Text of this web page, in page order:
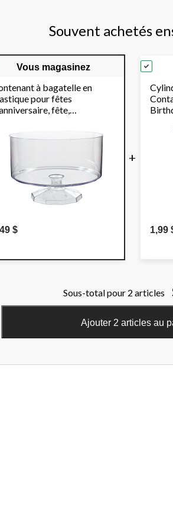
Souvent achetés
Vous magasinez
à bagatelle en
pour fêtes
fête,
oz
$
+
1,99
Sous-total pour 2 articles
Ajouter 2 articles au